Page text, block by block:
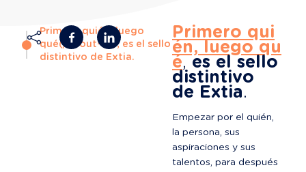
Primero quién, luego
qué(/about-us), es el sello
distintivo de Extia.
Primero qui
én, luego qu
é, es el sello
distintivo
de Extia.
Empezar por el quién,
la persona, sus
aspiraciones y sus
talentos, para después